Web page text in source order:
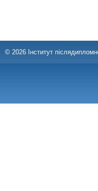
© 2026 Інститут